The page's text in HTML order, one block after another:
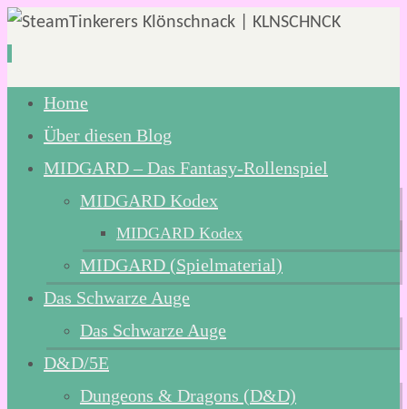
Zum
Inhalt
springen
Home
Über diesen Blog
MIDGARD – Das Fantasy-Rollenspiel
MIDGARD Kodex
MIDGARD Kodex
MIDGARD (Spielmaterial)
Das Schwarze Auge
Das Schwarze Auge
D&D/5E
Dungeons & Dragons (D&D)